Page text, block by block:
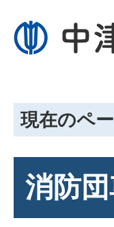
現在のペ
消防